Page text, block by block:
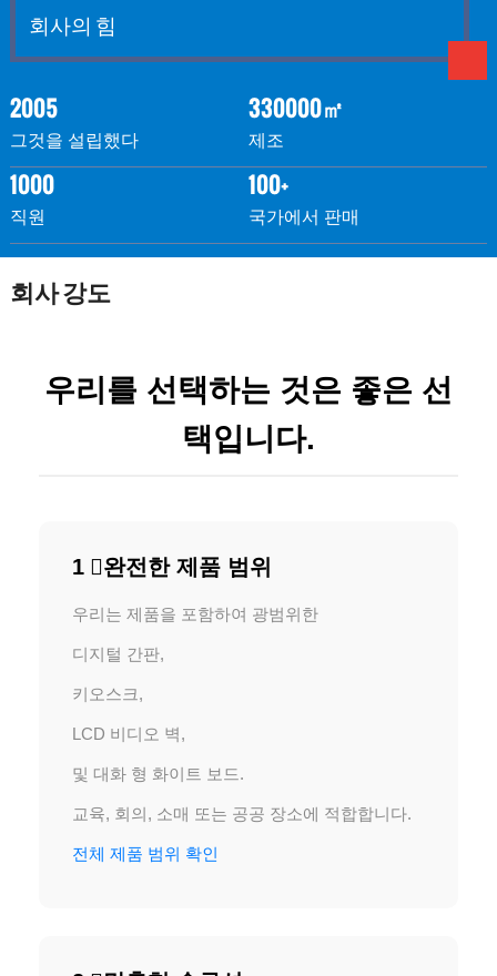
회사의 힘
2005
그것을 설립했다
330000㎡
제조
1000
직원
100+
국가에서 판매
회사 강도
우리를 선택하는 것은 좋은 선
택입니다.
1 ️⃣완전한 제품 범위
우리는 제품을 포함하여 광범위한
디지털 간판,
키오스크,
LCD 비디오 벽,
및 대화 형 화이트 보드.
교육, 회의, 소매 또는 공공 장소에 적합합니다.
전체 제품 범위 확인